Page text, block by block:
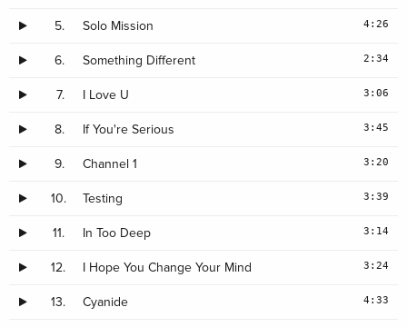
5. Solo Mission 4:26
6. Something Different 2:34
7. I Love U 3:06
8. If You're Serious 3:45
9. Channel 1 3:20
10. Testing 3:39
11. In Too Deep 3:14
12. I Hope You Change Your Mind 3:24
13. Cyanide 4:33